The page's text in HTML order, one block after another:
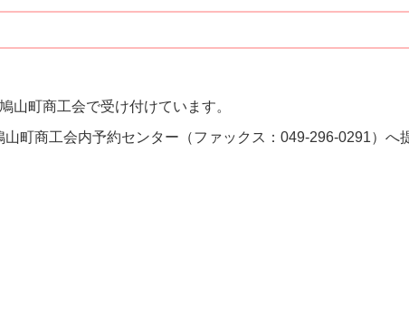
山町商工会で受け付けています。
町商工会内予約センター（ファックス：049-296-0291）へ